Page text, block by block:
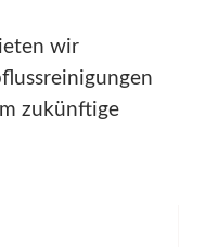
wir
zukünftige